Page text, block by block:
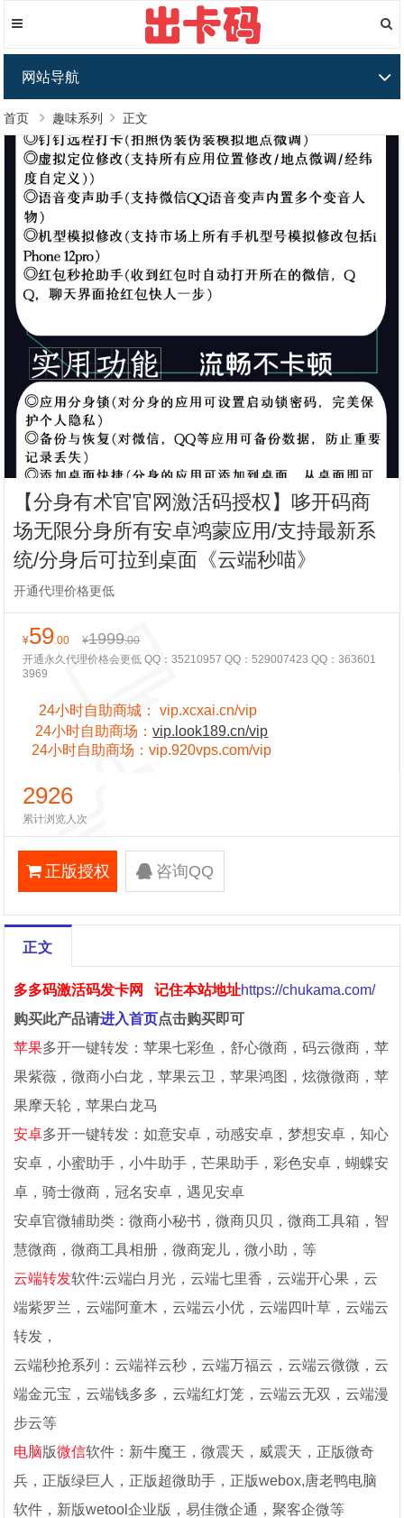
网站导航
首页 趣味系列 正文
【分身有术官官网激活码授权】哆开码商
场无限分身所有安卓鸿蒙应用/支持最新系
统/分身后可拉到桌面《云端秒喵》
开通代理价格更低
¥59.00 ¥1999.00
开通永久代理价格会更低 QQ：35210957 QQ：529007423 QQ：363601
3969
24小时自助商城：vip.xcxai.cn/vip
24小时自助商场：vip.look189.cn/vip
24小时自助商场：vip.920vps.com/vip
2926
累计浏览人次
正版授权 咨询QQ
正文
多多码激活码发卡网记住本站地址https://chukama.com/
购买此产品请进入首页点击购买即可
苹果多开一键转发：苹果七彩鱼，舒心微商，码云微商，苹
果紫薇，微商小白龙，苹果云卫，苹果鸿图，炫微微商，苹
果摩天轮，苹果白龙马
安卓多开一键转发：如意安卓，动感安卓，梦想安卓，知心
安卓，小蜜助手，小牛助手，芒果助手，彩色安卓，蝴蝶安
卓，骑士微商，冠名安卓，遇见安卓
安卓官微辅助类：微商小秘书，微商贝贝，微商工具箱，智
慧微商，微商工具相册，微商宠儿，微小助，等
云端转发软件:云端白月光，云端七里香，云端开心果，云
端紫罗兰，云端阿童木，云端云小优，云端四叶草，云端云
转发，
云端秒抢系列：云端祥云秒，云端万福云，云端云微微，云
端金元宝，云端钱多多，云端红灯笼，云端云无双，云端漫
步云等
电脑版微信软件：新牛魔王，微震天，威震天，正版微奇
兵，正版绿巨人，正版超微助手，正版webox,唐老鸭电脑
软件，新版wetool企业版，易佳微企通，聚客企微等